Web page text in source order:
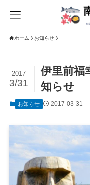
ホーム お知らせ
伊里前福
知らせ
2017
3/31
お知らせ 2017-03-31